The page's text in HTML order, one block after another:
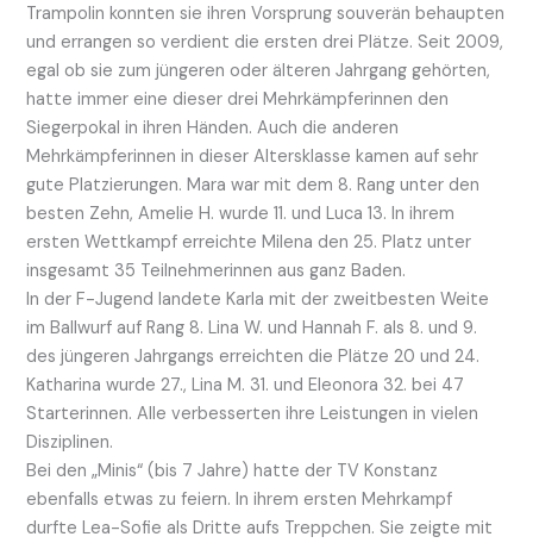
Trampolin konnten sie ihren Vorsprung souverän behaupten
und errangen so verdient die ersten drei Plätze. Seit 2009,
egal ob sie zum jüngeren oder älteren Jahrgang gehörten,
hatte immer eine dieser drei Mehrkämpferinnen den
Siegerpokal in ihren Händen. Auch die anderen
Mehrkämpferinnen in dieser Altersklasse kamen auf sehr
gute Platzierungen. Mara war mit dem 8. Rang unter den
besten Zehn, Amelie H. wurde 11. und Luca 13. In ihrem
ersten Wettkampf erreichte Milena den 25. Platz unter
insgesamt 35 Teilnehmerinnen aus ganz Baden.
In der F-Jugend landete Karla mit der zweitbesten Weite
im Ballwurf auf Rang 8. Lina W. und Hannah F. als 8. und 9.
des jüngeren Jahrgangs erreichten die Plätze 20 und 24.
Katharina wurde 27., Lina M. 31. und Eleonora 32. bei 47
Starterinnen. Alle verbesserten ihre Leistungen in vielen
Disziplinen.
Bei den „Minis“ (bis 7 Jahre) hatte der TV Konstanz
ebenfalls etwas zu feiern. In ihrem ersten Mehrkampf
durfte Lea-Sofie als Dritte aufs Treppchen. Sie zeigte mit